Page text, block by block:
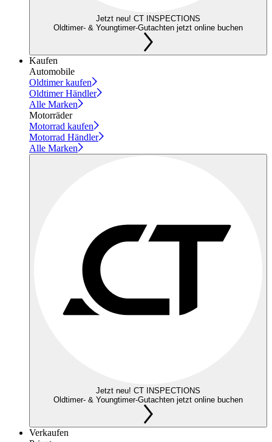
Jetzt neu! CT INSPECTIONS
Oldtimer- & Youngtimer-Gutachten jetzt online buchen
Kaufen
Automobile
Oldtimer kaufen
Oldtimer Händler
Alle Marken
Motorräder
Motorrad kaufen
Motorrad Händler
Alle Marken
Jetzt neu! CT INSPECTIONS
Oldtimer- & Youngtimer-Gutachten jetzt online buchen
Verkaufen